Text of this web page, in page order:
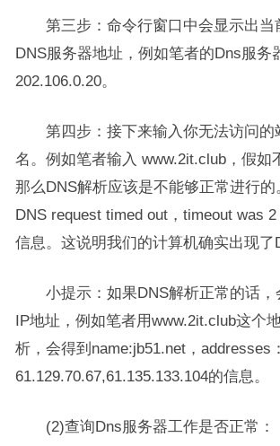
第三步：命令行窗口中会显示出当
DNS服务器地址，例如笔者的Dns服务
202.106.0.20。
第四步：接下来输入你无法访问的
名。例如笔者输入 www.2it.club，假如
那么DNS解析应该是不能够正常进行的
DNS request timed out，timeout was
信息。这说明我们的计算机确实出现了
小提示：如果DNS解析正常的话，
IP地址，例如笔者用www.2it.club这个
析，会得到name:jb51.net，addresses：
61.129.70.67,61.135.133.104的信息。
(2)查询Dns服务器工作是否正常：